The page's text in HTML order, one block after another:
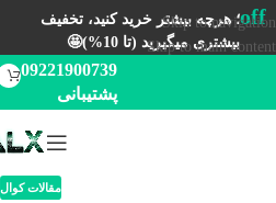
Skip to navigation
Skip to main content
off؛ هرچه بیشتر خرید کنید، تخفیف
بیشتری میگیرید (تا 10%)🤩
09221900739
پشتیبانی
مقالات کوال